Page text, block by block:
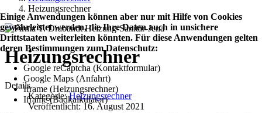
Heizungsrechner
Heizungsrechner
Details
Kategorie:Heizungsrechner
Veröffentlicht: 16. August 2021
Einige Anwendungen können aber nur mit Hilfe von Cookies
gewährleistet werden, die Ihre Daten auch in unsichere
Drittstaaten weiterleiten könnten. Für diese Anwendungen gelten
deren Bestimmungen zum Datenschutz:
Google reCaptcha (Kontaktformular)
Google Maps (Anfahrt)
Iframe (Heizungsrechner)
Iframe (Badkalkulator)